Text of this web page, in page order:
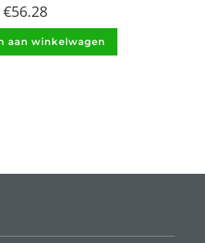
€56.28
aan winkelwagen